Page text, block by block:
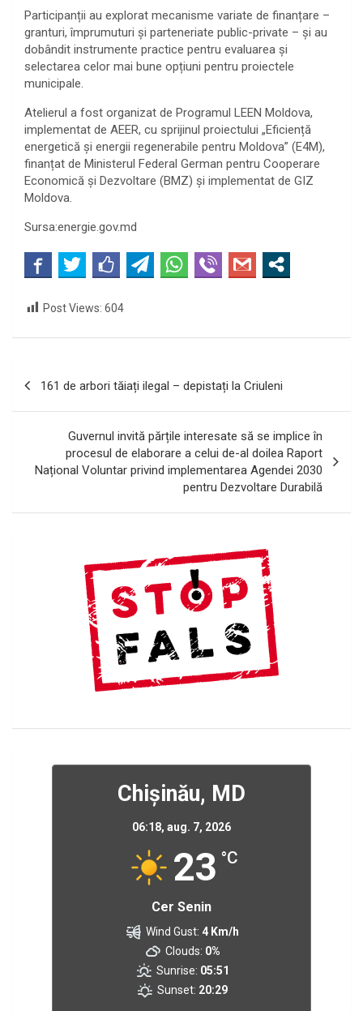
Participanții au explorat mecanisme variate de finanțare –
granturi, împrumuturi și parteneriate public-private – și au
dobândit instrumente practice pentru evaluarea și
selectarea celor mai bune opțiuni pentru proiectele
municipale.
Atelierul a fost organizat de Programul LEEN Moldova,
implementat de AEER, cu sprijinul proiectului „Eficiență
energetică și energii regenerabile pentru Moldova” (E4M),
finanțat de Ministerul Federal German pentru Cooperare
Economică și Dezvoltare (BMZ) și implementat de GIZ
Moldova.
Sursa:energie.gov.md
Post Views: 604
articole
161 de arbori tăiați ilegal – depistați la Criuleni
Guvernul invită părțile interesate să se implice în
procesul de elaborare a celui de-al doilea Raport
Național Voluntar privind implementarea Agendei 2030
pentru Dezvoltare Durabilă
Chișinău, MD
06:18, aug. 7, 2026
23 °C
Cer Senin
Wind Gust: 4 Km/h
Clouds: 0%
Sunrise: 05:51
Sunset: 20:29